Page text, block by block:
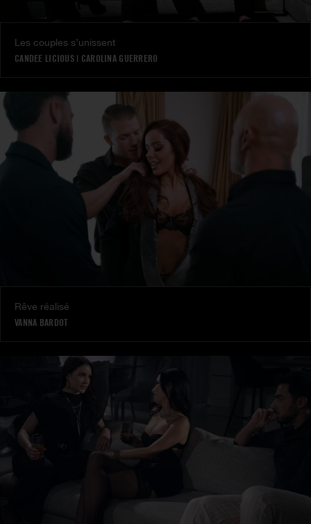
Les couples s’unissent
CANDEE LICIOUS| CAROLINA GUERRERO
Rêve réalisé
VANNA BARDOT